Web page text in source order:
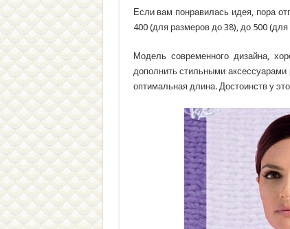
Если вам понравилась идея, пора
400 (для размеров до 38), до 500 (для
Модель современного дизайна,
дополнить стильными
оптимальная длина. Достоинств у